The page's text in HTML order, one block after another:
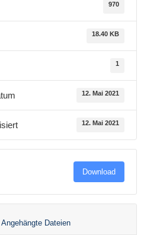
970
18.40 KB
1
12. Mai 2021
12. Mai 2021
Download
Angehängte Dateien